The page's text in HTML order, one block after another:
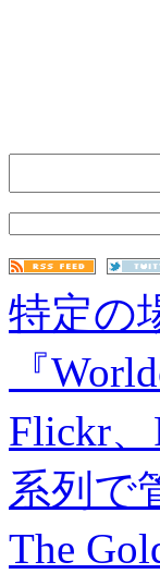
特定の
『
Flickr
系列で
The